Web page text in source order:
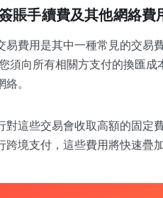
賬手續費及其他網絡費
易費用是其中一種常見的交易
須向所有相關方支付的換匯
。
對這些交易會收取高額的固定
跨境支付，這些費用將快速疊加